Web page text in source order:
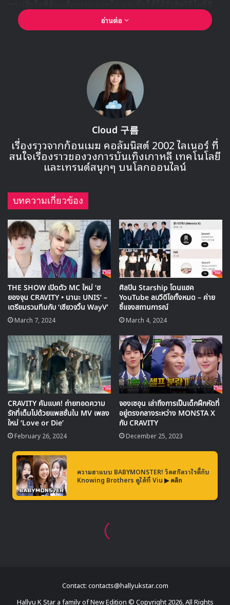
till the end’ ที่จะเปิดตัวในทที่ยงวันนี้
Contact: contacts@hallyukstar.com
Hallyu K Star a family of New Edition © Copyright 2026, All Rights